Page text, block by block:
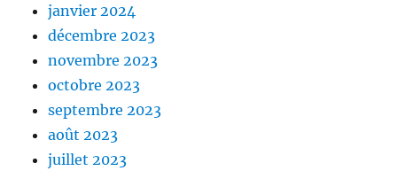
janvier 2024
décembre 2023
novembre 2023
octobre 2023
septembre 2023
août 2023
juillet 2023